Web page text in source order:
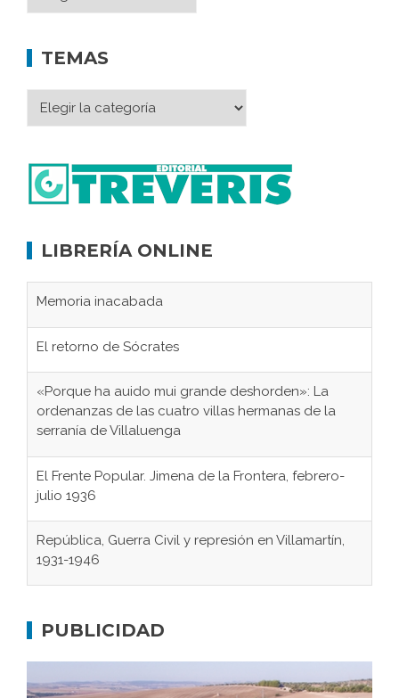
TEMAS
LIBRERÍA ONLINE
Memoria inacabada
El retorno de Sócrates
«Porque ha auido mui grande deshorden»: La
ordenanzas de las cuatro villas hermanas de la
serranía de Villaluenga
El Frente Popular. Jimena de la Frontera, febrero-
julio 1936
República, Guerra Civil y represión en Villamartín,
1931-1946
concentración nazis
Bornos
PUBLICIDAD